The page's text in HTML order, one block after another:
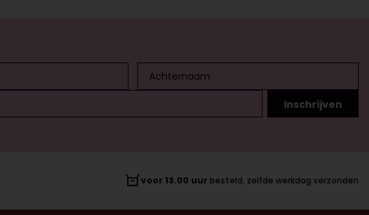
voor 13.00 uur besteld, zelfde werkdag verzonden